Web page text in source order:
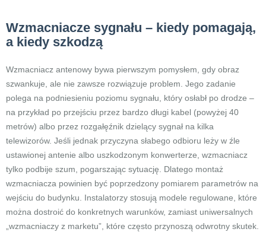
Wzmacniacze sygnału – kiedy pomagają,
a kiedy szkodzą
Wzmacniacz antenowy bywa pierwszym pomysłem, gdy obraz
szwankuje, ale nie zawsze rozwiązuje problem. Jego zadanie
polega na podniesieniu poziomu sygnału, który osłabł po drodze –
na przykład po przejściu przez bardzo długi kabel (powyżej 40
metrów) albo przez rozgałęźnik dzielący sygnał na kilka
telewizorów. Jeśli jednak przyczyna słabego odbioru leży w źle
ustawionej antenie albo uszkodzonym konwerterze, wzmacniacz
tylko podbije szum, pogarszając sytuację. Dlatego montaż
wzmacniacza powinien być poprzedzony pomiarem parametrów na
wejściu do budynku. Instalatorzy stosują modele regulowane, które
można dostroić do konkretnych warunków, zamiast uniwersalnych
„wzmacniaczy z marketu”, które często przynoszą odwrotny skutek.